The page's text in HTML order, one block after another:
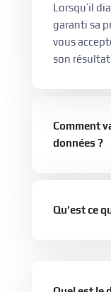
Lorsqu’il
garanti sa
vous
son
Comment
données ?
Qu'est ce